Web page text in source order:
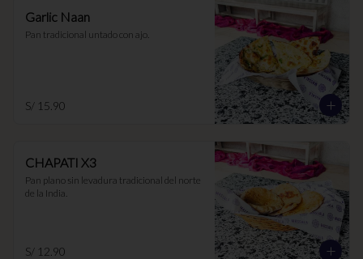
Garlic Naan
Pan tradicional untado con ajo.
S/ 15.90
CHAPATI X3
Pan plano sin levadura tradicional del norte
de la India.
S/ 12.90